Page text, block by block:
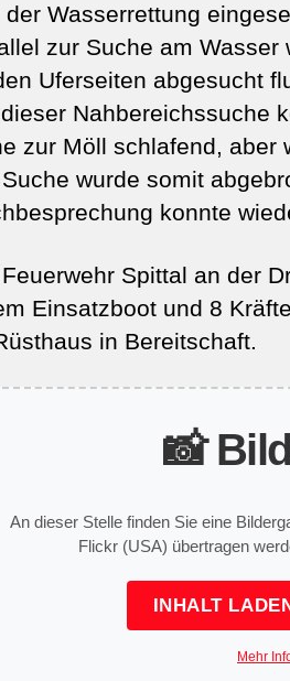
der Wasserrettung
zur Suche am
Uferseiten abgesucht
Nahbereichssuche
zur Möll schlafend, aber
wurde somit
konnte
Spittal an der
Einsatzboot und 8
in Bereitschaft.
📸
An dieser Stelle finden Sie eine
Flickr (USA) übertragen
INHALT
Mehr